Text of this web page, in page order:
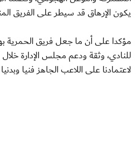
يكون الإرهاق قد سيطر على الفريق
مؤكدا على أن ما جعل فريق الحمرية
للنادي، وثقة ودعم مجلس الإدارة
لاعتمادنا على اللاعب الجاهز فنيا